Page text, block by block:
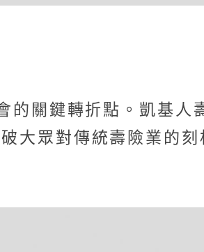
關鍵轉折點。凱基人
大眾對傳統壽險業的